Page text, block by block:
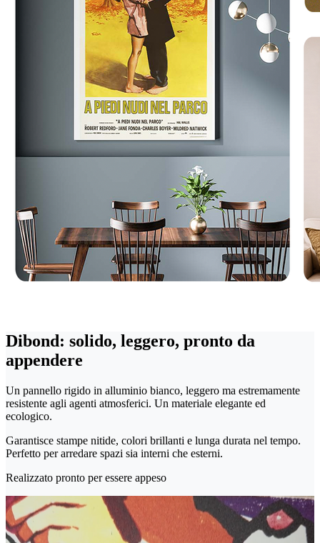
Dibond: solido, leggero, pronto da
appendere
Un pannello rigido in alluminio bianco, leggero ma estremamente
resistente agli agenti atmosferici. Un materiale elegante ed
ecologico.
Garantisce stampe nitide, colori brillanti e lunga durata nel tempo.
Perfetto per arredare spazi sia interni che esterni.
Realizzato pronto per essere appeso